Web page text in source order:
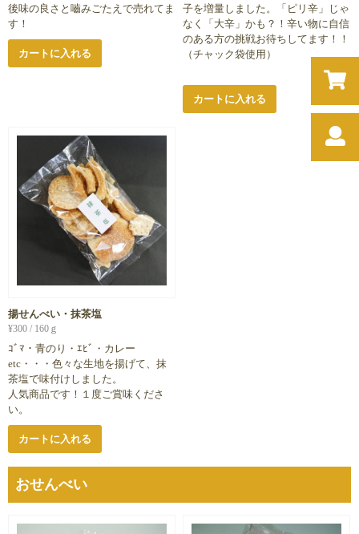
後味の良さと嚙みごたえで売れてま
す！
カートに入れる
子を増量しました。「ピリ辛」じゃ
なく「大辛」かも？！辛い物に自信
のある方の挑戦お待ちしてます！！
（チャック袋使用）
カートに入れる
揚せんべい・抹茶塩
¥300 / 160ｇ
ｺﾞﾏ・青のり・ｴﾋﾞ・カレー
etc・・・色々な生地を揚げて、抹
茶塩で味付けしました。
人気商品です！１度ご賞味くださ
い。
カートに入れる
おせんべい